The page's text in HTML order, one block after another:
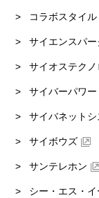
コラボスタイル
サイエンスパー
サイオステクノ
サイバーパワ
サイバネットシ
サイボウズ
サンテレホン
シー・エス・イ